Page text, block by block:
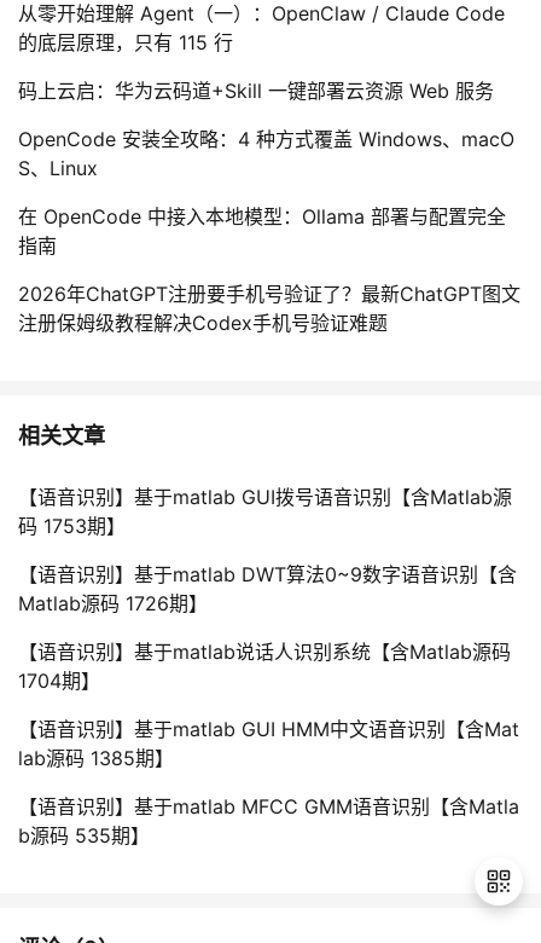
从零开始理解 Agent（一）：OpenClaw / Claude Code
的底层原理，只有 115 行
码上云启：华为云码道+Skill 一键部署云资源 Web 服务
OpenCode 安装全攻略：4 种方式覆盖 Windows、macO
S、Linux
在 OpenCode 中接入本地模型：Ollama 部署与配置完全
指南
2026年ChatGPT注册要手机号验证了？最新ChatGPT图文
注册保姆级教程解决Codex手机号验证难题
相关文章
【语音识别】基于matlab GUI拨号语音识别【含Matlab源
码 1753期】
【语音识别】基于matlab DWT算法0~9数字语音识别【含
Matlab源码 1726期】
【语音识别】基于matlab说话人识别系统【含Matlab源码
1704期】
【语音识别】基于matlab GUI HMM中文语音识别【含Mat
lab源码 1385期】
【语音识别】基于matlab MFCC GMM语音识别【含Matla
b源码 535期】